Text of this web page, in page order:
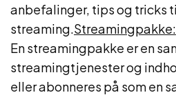
anbefalinger, tips og tricks
streaming.Streamingpakke:
En streamingpakke er en
streamingtjenester og
eller abonneres på som en